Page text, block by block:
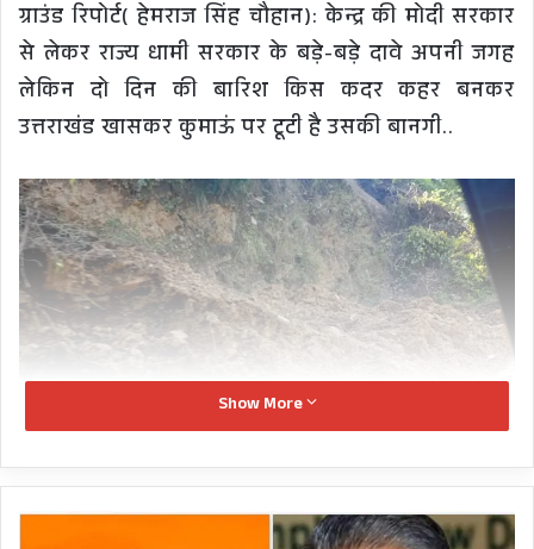
ग्राउंड रिपोर्ट( हेमराज सिंह चौहान): केन्द्र की मोदी सरकार
से लेकर राज्य धामी सरकार के बड़े-बड़े दावे अपनी जगह
लेकिन दो दिन की बारिश किस कदर कहर बनकर
उत्तराखंड खासकर कुमाऊं पर टूटी है उसकी बानगी..
Show More
हरदा